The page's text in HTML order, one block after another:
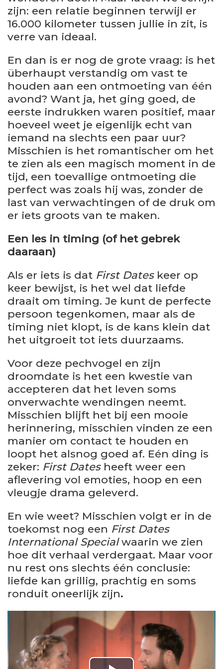
zijn: een relatie beginnen terwijl er
16.000 kilometer tussen jullie in zit, is
verre van ideaal.
En dan is er nog de grote vraag: is het
überhaupt verstandig om vast te
houden aan een ontmoeting van één
avond? Want ja, het ging goed, de
eerste indrukken waren positief, maar
hoeveel weet je eigenlijk echt van
iemand na slechts een paar uur?
Misschien is het romantischer om het
te zien als een magisch moment in de
tijd, een toevallige ontmoeting die
perfect was zoals hij was, zonder de
last van verwachtingen of de druk om
er iets groots van te maken.
Een les in timing (of het gebrek
daaraan)
Als er iets is dat First Dateskeer op
keer bewijst, is het wel dat liefde
draait om timing. Je kunt de perfecte
persoon tegenkomen, maar als de
timing niet klopt, is de kans klein dat
het uitgroeit tot iets duurzaams.
Voor deze pechvogel en zijn
droomdate is het een kwestie van
accepteren dat het leven soms
onverwachte wendingen neemt.
Misschien blijft het bij een mooie
herinnering, misschien vinden ze een
manier om contact te houden en
loopt het alsnog goed af. Eén ding is
zeker: First Datesheeft weer een
aflevering vol emoties, hoop en een
vleugje drama geleverd.
En wie weet? Misschien volgt er in de
toekomst nog een First Dates
International Specialwaarin we zien
hoe dit verhaal verdergaat. Maar voor
nu rest ons slechts één conclusie:
liefde kan grillig, prachtig en soms
ronduit oneerlijk zijn.